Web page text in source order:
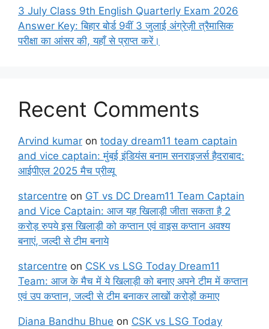
3 July Class 9th English Quarterly Exam 2026
Answer Key: बिहार बोर्ड 9वीं 3 जुलाई अंग्रेज़ी त्रैमासिक
परीक्षा का आंसर की, यहाँ से प्राप्त करें।
Recent Comments
Arvind kumar on today dream11 team captain
and vice captain: मुंबई इंडियंस बनाम सनराइजर्स हैदराबाद:
आईपीएल 2025 मैच प्रीव्यू
starcentre on GT vs DC Dream11 Team Captain
and Vice Captain: आज यह खिलाड़ी जीता सकता है 2
करोड़ रुपये इस खिलाड़ी को कप्तान एवं वाइस कप्तान अवश्य
बनाएं, जल्दी से टीम बनाये
starcentre on CSK vs LSG Today Dream11
Team: आज के मैच में ये खिलाड़ी को बनाए अपने टीम में कप्तान
एवं उप कप्तान, जल्दी से टीम बनाकर लाखों करोड़ों कमाए
Diana Bandhu Bhue on CSK vs LSG Today